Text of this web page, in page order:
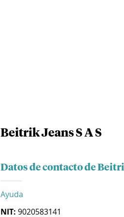
Beitrik Jeans S A S
Datos de contacto de
Ayuda
NIT: 9020583141